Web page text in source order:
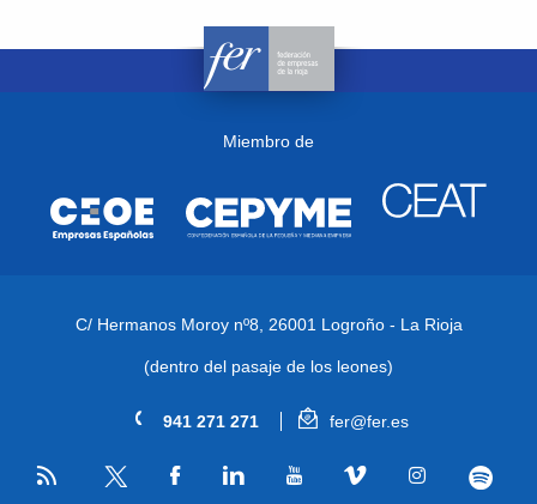
Miembro de
C/ Hermanos Moroy nº8, 26001 Logroño - La Rioja
(dentro del pasaje de los leones)
941 271 271 fer@fer.es
RSS